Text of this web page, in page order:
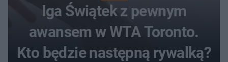
Iga Świątek z pewnym
awansem w WTA Toronto.
Kto będzie następną rywalką?